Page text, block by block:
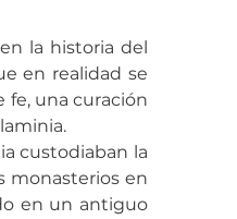
la historia del
en realidad se
fe, una curación
custodiaban la
monasterios en
en un antiguo